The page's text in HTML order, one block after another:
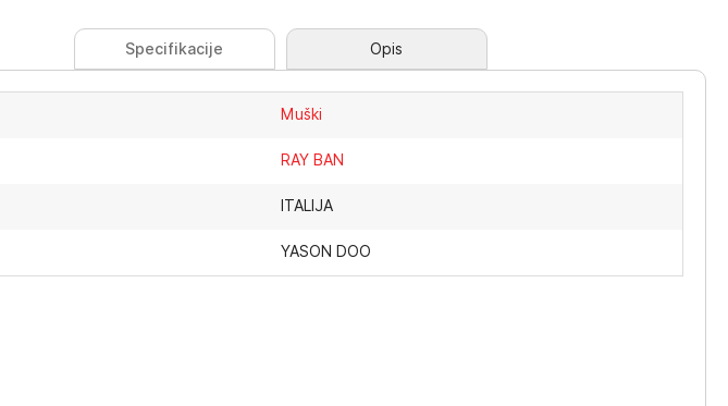
Specifikacije Opis
Muški
RAY BAN
ITALIJA
YASON DOO